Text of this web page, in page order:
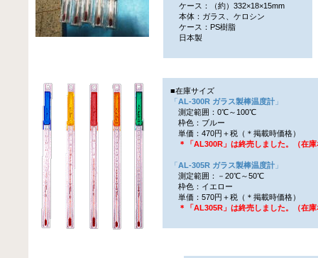
ケース：（約）332×18×15mm
本体：ガラス、ケロシン
ケース：PS樹脂
日本製
■在庫サイズ
「AL-300R ガラス製棒温度計 」
測定範囲：0℃～100℃
枠色：ブルー
単価：470円＋税（＊掲載時価格）
＊「AL300R」は終売しました。（在
「AL-305R ガラス製棒温度計 」
測定範囲：－20℃～50℃
枠色：イエロー
単価：570円＋税（＊掲載時価格）
＊「AL305R」は終売しました。（在